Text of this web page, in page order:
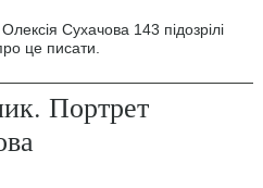
Сухачова 143 підозрілі
це писати.
Портрет